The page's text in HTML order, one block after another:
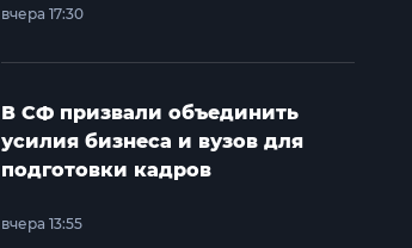
вчера 17:30
В СФ призвали объединить
усилия бизнеса и вузов для
подготовки кадров
вчера 13:55